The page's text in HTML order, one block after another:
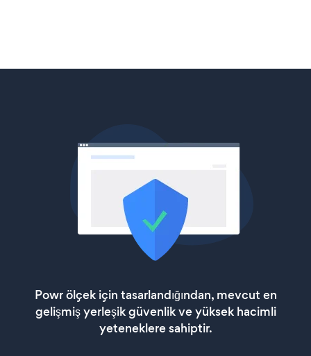
Powr ölçek için tasarlandığından, mevcut en
gelişmiş yerleşik güvenlik ve yüksek hacimli
yeteneklere sahiptir.